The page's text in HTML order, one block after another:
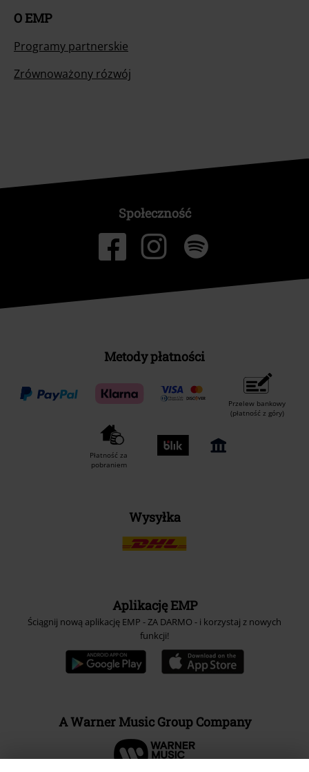
O EMP
Programy partnerskie
Zrównoważony rózwój
Społeczność
Metody płatności
Przelew bankowy
(płatność z góry)
Płatność za
pobraniem
Wysyłka
Aplikację EMP
Ściągnij nową aplikację EMP - ZA DARMO - i korzystaj z nowych
funkcji!
A Warner Music Group Company